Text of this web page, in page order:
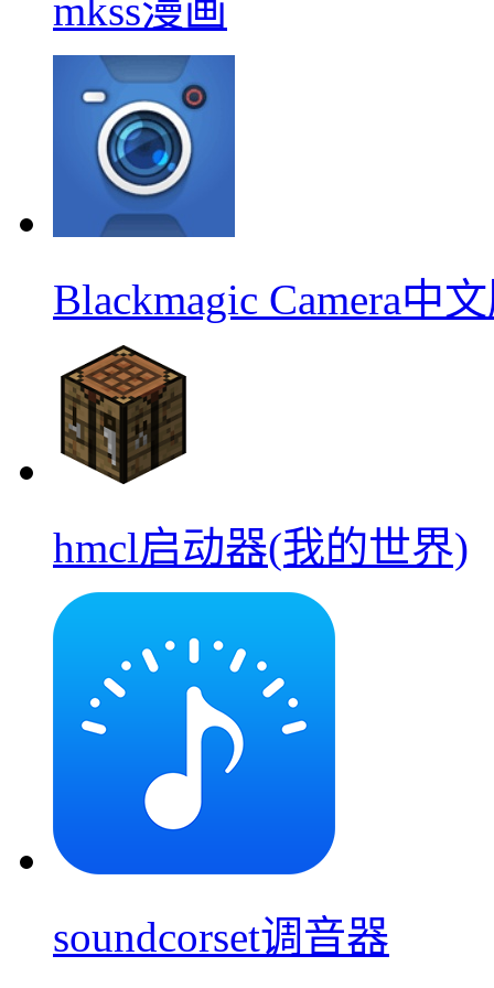
mkss漫画
Blackmagic Camera中
hmcl启动器(我的世界)
soundcorset调音器